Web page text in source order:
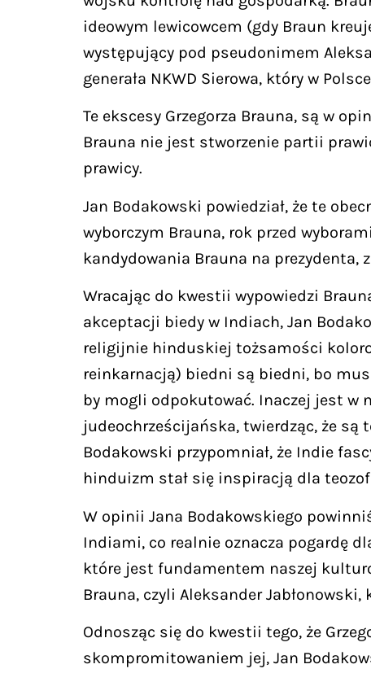
ideowym lewicowcem (gdy Braun
występujący pod pseudonimem
generała NKWD Sierowa, który w
Te ekscesy Grzegorza Brauna, są w
Brauna nie jest stworzenie partii
prawicy.
Jan Bodakowski powiedział, że te
wyborczym Brauna, rok przed
kandydowania Brauna na
Wracając do kwestii wypowiedzi
akceptacji biedy w Indiach, Jan
religijnie hinduskiej tożsamości
reinkarnacją) biedni są biedni, bo
by mogli odpokutować. Inaczej jest w
judeochrześcijańska, twierdząc, że są
Bodakowski przypomniał, że Indie
hinduizm stał się inspiracją dla
W opinii Jana Bodakowskiego
Indiami, co realnie oznacza pogardę
które jest fundamentem naszej
Brauna, czyli Aleksander Jabłonowski,
Odnosząc się do kwestii tego, że
skompromitowaniem jej, Jan